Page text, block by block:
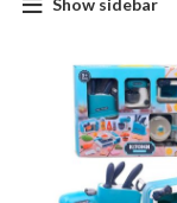
Show sidebar